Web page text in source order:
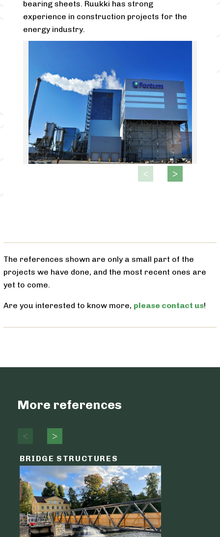
bearing sheets. Ruukki has strong
experience in construction projects for the
energy industry.
The references shown are only a small part of the
projects we have done, and the most recent ones are
yet to come.
Are you interested to know more, please contact us!
More references
BRIDGE STRUCTURES